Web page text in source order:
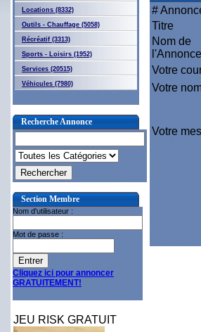
Locations (8332)
Outils - Chauffage (5058)
Récréatif (3313)
Sports - Loisirs (1952)
Services (20515)
Véhicules (7980)
Recherche Annonce
Section Membre
Nom d'utilisateur :
Mot de passe :
Cliquez ici pour annoncer
GRATUITEMENT!
JEU RISK GRATUIT
#
Titre
Nom de
Votre
Votre
Votre